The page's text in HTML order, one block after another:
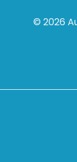
© 2026